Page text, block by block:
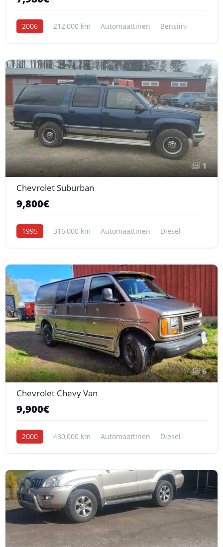
2006 212,000 km Automaattinen Bensiini
1
Chevrolet Suburban
9,800€
1995 316,000 km Automaattinen Diesel
6
Chevrolet Chevy Van
9,900€
2000 430,000 km Automaattinen Diesel